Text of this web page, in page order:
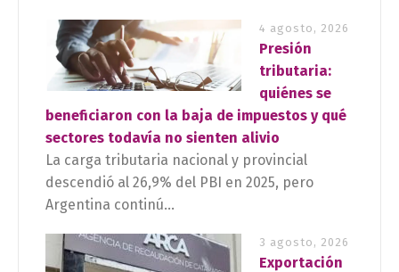
4 agosto, 2026
Presión
tributaria:
quiénes se
beneficiaron con la baja de impuestos y qué
sectores todavía no sienten alivio
La carga tributaria nacional y provincial
descendió al 26,9% del PBI en 2025, pero
Argentina continú...
3 agosto, 2026
Exportación